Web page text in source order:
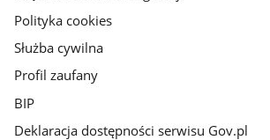
Polityka cookies
Służba cywilna
Profil zaufany
BIP
Deklaracja dostępności serwisu Gov.pl